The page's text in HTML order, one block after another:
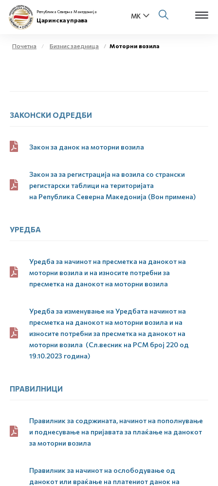
Бизнис заедница
Е-Царина
Контакт
Република Северна Македонија
Царинска управа
Почетна Бизнис заедница Моторни возила
ЗАКОНСКИ ОДРЕДБИ
Закон за данок на моторни возила
Закон за за регистрација на возила со странски
регистарски таблици на територијата
на Република Северна Македонија (Вон примена)
УРЕДБА
Уредба за начинот на пресметка на данокот на
моторни возила и на износите потребни за
пресметка на данокот на моторни возила
Уредба за изменување на Уредбата начинот на
пресметка на данокот на моторни возила и на
износите потребни за пресметка на данокот на
моторни возила (Сл.весник на РСМ број 220 од
19.10.2023 година)
ПРАВИЛНИЦИ
Правилник за содржината, начинот на пополнување
и поднесување на пријавата за плаќање на данокот
за моторни возила
Правилник за начинот на ослободување од
данокот или враќање на платениот данок на